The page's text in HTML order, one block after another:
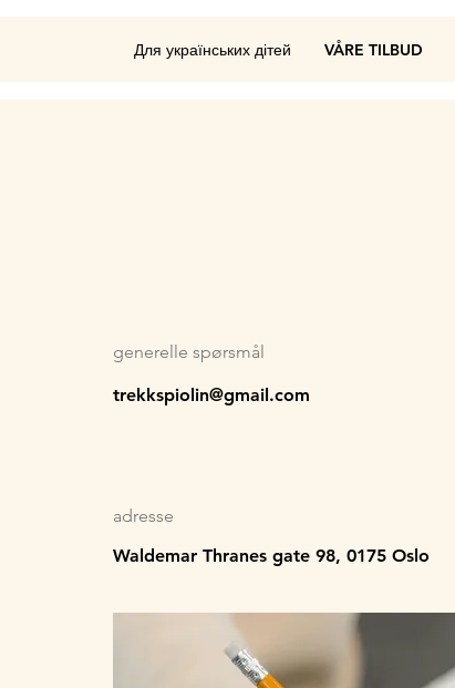
Для українських дітей VÅRE TILBUD
generelle spørsmål
trekkspiolin@gmail.com
adresse
Waldemar Thranes gate 98, 0175 Oslo